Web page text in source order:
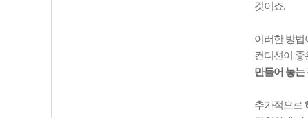
것이죠.
이러한 방법
컨디션이
만들어 놓는
추가적으로